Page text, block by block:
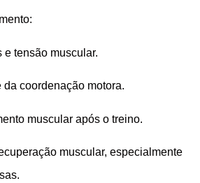
e tensão muscular.
da coordenação motora.
muscular após o treino.
muscular, especialmente